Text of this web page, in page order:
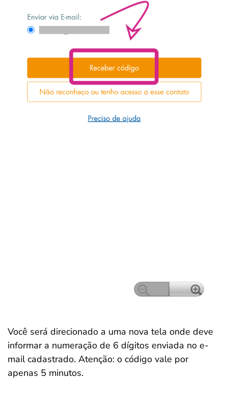
Você será direcionado a uma nova tela onde deve
informar a numeração de 6 dígitos enviada no e-
mail cadastrado. Atenção: o código vale por
apenas 5 minutos.